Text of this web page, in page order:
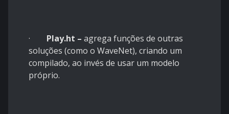
· Play.ht – agrega funções de outras
soluções (como o WaveNet), criando um
compilado, ao invés de usar um modelo
próprio.